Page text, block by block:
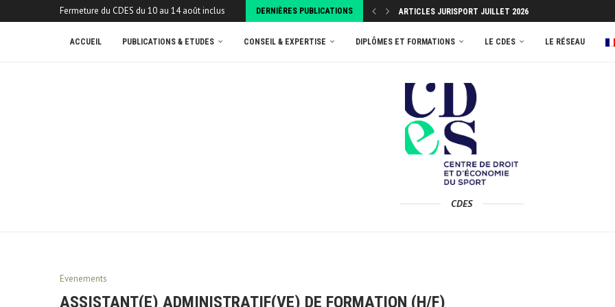
Fermeture du CDES du 10 au 14 août inclus DERNIÈRES PUBLICATIONS ARTICLES JURISPORT JUILLET 2026
ACCUEIL
PUBLICATIONS & ETUDES CONSEIL & EXPERTISE DIPLÔMES ET FORMATIONS LE CDES LE RÉSEAU
CDES
Evenements
ASSISTANT(E) ADMINISTRATIF(VE) DE FORMATION (H/F)